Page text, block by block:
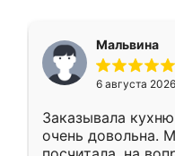
Мальвина
6 августа 2026
Заказывала
очень довольна.